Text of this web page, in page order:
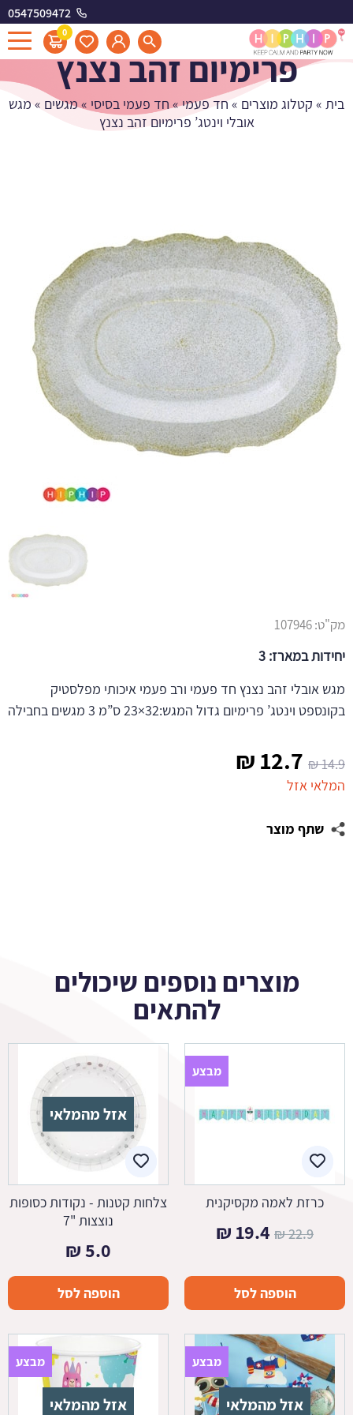
0547509472
0
מגש אובלי וינטג'
פרימיום זהב נצנץ
בית » קטלוג מוצרים » חד פעמי»חד פעמי בסיסי »מגשים » מגש
אובלי וינטג’ פרימיום זהב נצנץ
14.9
₪ המחיר
המקורי
היה:
12.7
₪
המלאי אזל
שתף מוצר
מק"ט:107946
יחידות במארז: 3
מגש אובלי זהב נצנץ חד פעמי ורב פעמי איכותי מפלסטיק
בקונספט וינטג’ פרימיום גדול המגש:32×23 ס”מ 3 מגשים בחבילה
מוצרים נוספים שיכולים
להתאים
מבצע
כרזת לאמה מקסיקנית
22.9
₪ המחיר
היה:
22.9 ₪.
19.4
₪
הוא:
19.4 ₪.
הוספה לסל
אזל מהמלאי
צלחות קטנות - נקודות כסופות
נוצצות "7
5.0
₪
הוספה לסל
אזל מהמלאי
מבצע
אזל מהמלאי
מבצע